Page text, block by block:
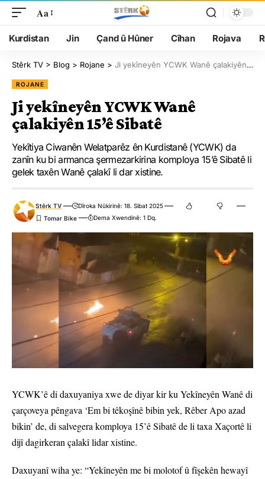
Aa
Kurdistan Jin Çand û Hûner Cîhan Rojava
Stêrk TV > Blog > Rojane > Ji yekîneyên YCWK Wanê çalakiyên 15’ê Sibatê
ROJANE
Ji yekîneyên YCWK Wanê
çalakiyên 15’ê Sibatê
Yekîtiya Ciwanên Welatparêz ên Kurdistanê (YCWK) da
zanîn ku bi armanca şermezarkirina komploya 15’ê Sibatê li
gelek taxên Wanê çalakî li dar xistine.
Stêrk TV
Dîroka Nûkirinê: 18. Sibat 2025
Dema Xwendinê: 1 Dq.
YCWK’ê di daxuyaniya xwe de diyar kir ku Yekîneyên Wanê di
çarçoveya pêngava ‘Em bi têkoşînê bibin yek, Rêber Apo azad
bikin’ de, di salvegera komploya 15’ê Sibatê de li taxa Xaçortê li
dijî dagirkeran çalakî lidar xistine.
Daxuyanî wiha ye: “Yekîneyên me bi molotof û fîşekên hewayî